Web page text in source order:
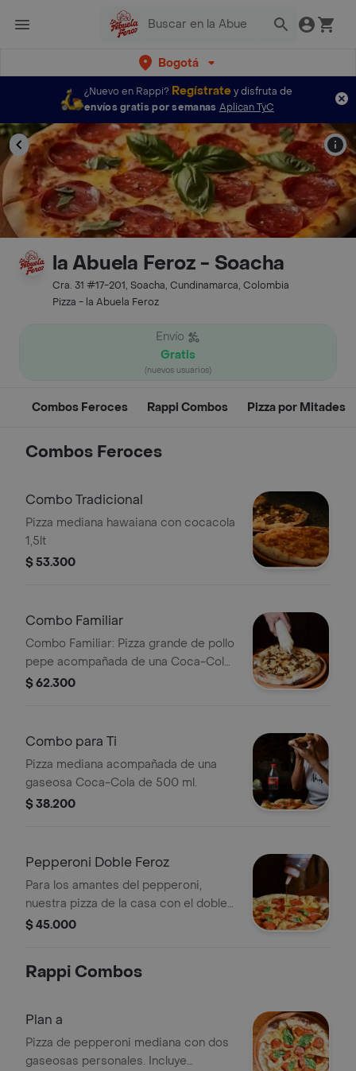
Bogotá
¿Nuevo en Rappi? Regístratey disfruta de
envíos gratis por semanas Aplican TyC
la Abuela Feroz - Soacha
Cra. 31 #17-201, Soacha, Cundinamarca, Colombia
Pizza - la Abuela Feroz
Envío
Gratis
(nuevos usuarios)
Combos Feroces Rappi Combos Pizza por Mitades
Combos Feroces
Combo Tradicional
Pizza mediana hawaiana con cocacola
1,5lt
$ 53.300
Combo Familiar
Combo Familiar: Pizza grande de pollo
pepe acompañada de una Coca-Cola
de 1.5 litros.
$ 62.300
Combo para Ti
Pizza mediana acompañada de una
gaseosa Coca-Cola de 500 ml.
$ 38.200
Pepperoni Doble Feroz
Para los amantes del pepperoni,
nuestra pizza de la casa con el doble
de pepperoni y una cocacola
$ 45.000
Rappi Combos
Plan a
Pizza de pepperoni mediana con dos
gaseosas personales. Incluye